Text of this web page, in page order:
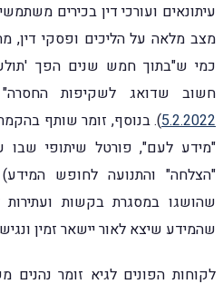
עיתונאים ועורכי דין בכירים
מצב מלאה על הליכים ופסקי
כמי ש"בתוך חמש שנים הפך
חשוב שדואג לשקיפות
5.2.2022). בנוסף, זומר שותף
"מידע לעם", פורטל שיתופי שבו
"הצלחה" והתנועה לחופש
שהושגו במסגרת בקשות
שהמידע שיצא לאור יישאר זמין
לקוחות הפונים לגיא זומר נהנים